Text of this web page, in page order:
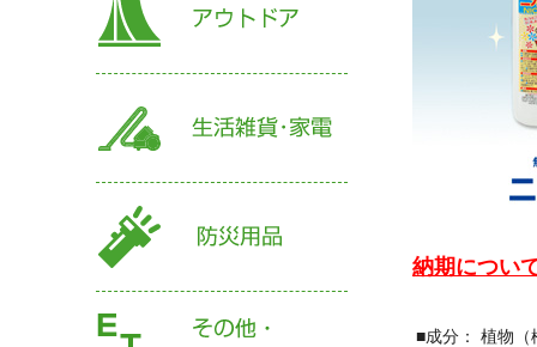
納期につい
■成分： 植物（